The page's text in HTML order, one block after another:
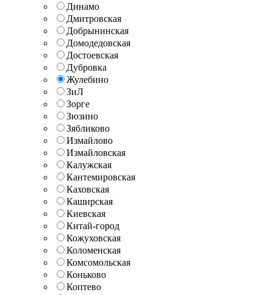
Динамо
Дмитровская
Добрынинская
Домодедовская
Достоевская
Дубровка
Жулебино
ЗиЛ
Зорге
Зюзино
Зябликово
Измайлово
Измайловская
Калужская
Кантемировская
Каховская
Каширская
Киевская
Китай-город
Кожуховская
Коломенская
Комсомольская
Коньково
Коптево